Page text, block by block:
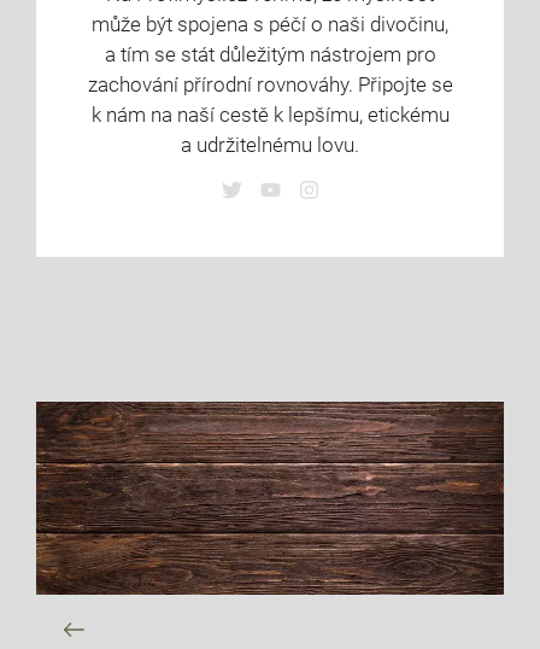
může být spojena s péčí o naši divočinu,
a tím se stát důležitým nástrojem pro
zachování přírodní rovnováhy. Připojte se
k nám na naší cestě k lepšímu, etickému
a udržitelnému lovu.